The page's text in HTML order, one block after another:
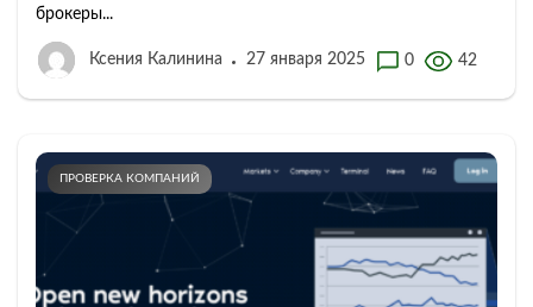
брокеры...
Ксения Калинина 27 января 2025 0 42
ПРОВЕРКА КОМПАНИЙ